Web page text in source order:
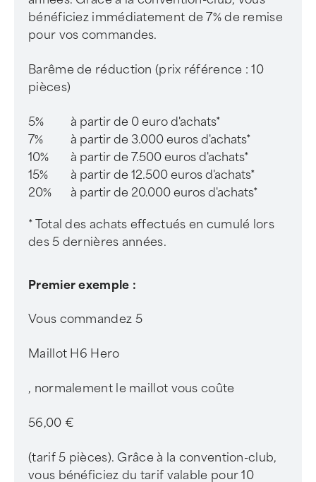
bénéficiez immédiatement de 7% de remise
pour vos commandes.
Barême de réduction (prix référence : 10
pièces)
5%
à partir de 0 euro d'achats*
7%
à partir de 3.000 euros d'achats*
10%
à partir de 7.500 euros d'achats*
15%
à partir de 12.500 euros d'achats*
20%
à partir de 20.000 euros d'achats*
* Total des achats effectués en cumulé lors
des 5 dernières années.
Premier exemple :
Vous commandez 5
Maillot H6 Hero
, normalement le maillot vous coûte
56,00 €
(tarif 5 pièces). Grâce à la convention-club,
vous bénéficiez du tarif valable pour 10